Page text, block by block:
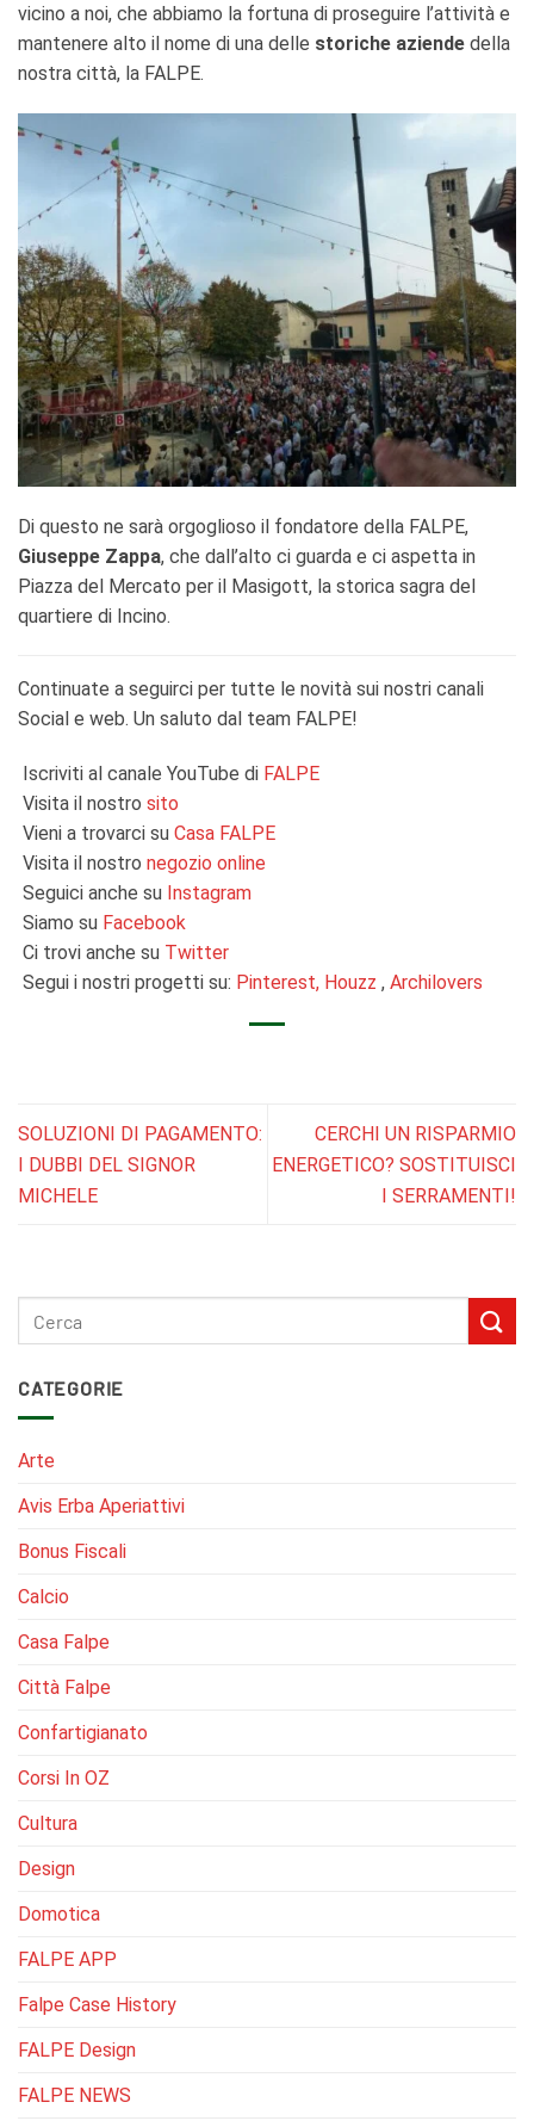
CATEGORIE
Arte
Avis Erba Aperiattivi
Bonus Fiscali
Calcio
Casa Falpe
Città Falpe
Confartigianato
Corsi In OZ
Cultura
Design
Domotica
FALPE APP
Falpe Case History
FALPE Design
FALPE NEWS
vicino a noi, che abbiamo la fortuna di proseguire l’attività e
mantenere alto il nome di una delle storiche aziende della
nostra città, la FALPE.
Di questo ne sarà orgoglioso il fondatore della FALPE,
Giuseppe Zappa, che dall’alto ci guarda e ci aspetta in
Piazza del Mercato per il Masigott, la storica sagra del
quartiere di Incino.
Continuate a seguirci per tutte le novità sui nostri canali
Social e web. Un saluto dal team FALPE!
Iscriviti al canale YouTube di FALPE
Visita il nostro sito
Vieni a trovarci su Casa FALPE
Visita il nostro negozio online
Seguici anche su Instagram
Siamo su Facebook
Ci trovi anche su Twitter
Segui i nostri progetti su: Pinterest, Houzz , Archilovers
SOLUZIONI DI PAGAMENTO:
I DUBBI DEL SIGNOR
MICHELE
CERCHI UN RISPARMIO
ENERGETICO? SOSTITUISCI
I SERRAMENTI!